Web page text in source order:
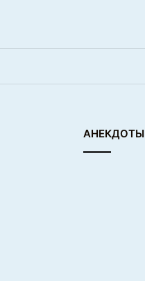
АНЕКДОТЫ